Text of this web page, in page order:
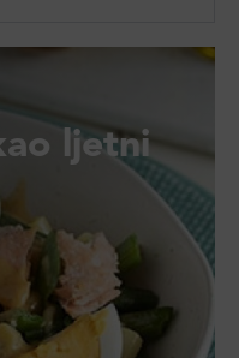
ljetni